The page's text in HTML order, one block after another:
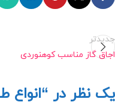
جدیدتر
اجاق گاز مناسب کوهنوردی
یک نظر در “انواع